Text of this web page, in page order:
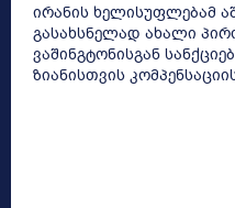
ირანის ხელისუფლებამ
გასახსნელად ახალი
ვაშინგტონისგან
ზიანისთვის